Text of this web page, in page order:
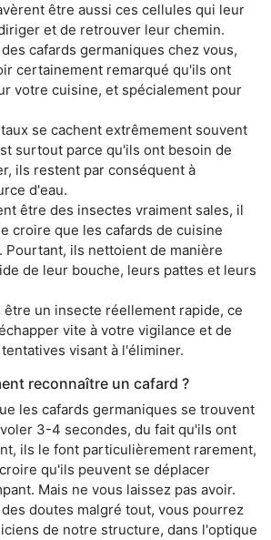
être aussi ces cellules qui leur
et de retrouver leur chemin.
cafards germaniques chez vous,
certainement remarqué qu'ils ont
votre cuisine, et spécialement pour
se cachent extrêmement souvent
surtout parce qu'ils ont besoin de
ils restent par conséquent à
d'eau.
être des insectes vraiment sales, il
croire que les cafards de cuisine
ils nettoient de manière
de leur bouche, leurs pattes et leurs
être un insecte réellement rapide, ce
vite à votre vigilance et de
visant à l'éliminer.
reconnaître un cafard ?
les cafards germaniques se trouvent
3-4 secondes, du fait qu'ils ont
ils le font particulièrement rarement,
qu'ils peuvent se déplacer
Mais ne vous laissez pas avoir.
doutes malgré tout, vous pourrez
de notre structure, dans l'optique